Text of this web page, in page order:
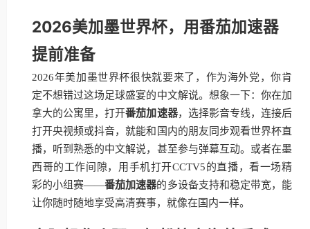
2026美加墨世界杯，用番茄加速器
提前准备
2026年美加墨世界杯很快就要来了，作为海外党，你肯
定不想错过这场足球盛宴的中文解说。想象一下：你在加
拿大的公寓里，打开番茄加速器，选择影音专线，连接后
打开央视频或抖音，就能和国内的朋友同步观看世界杯直
播，听到熟悉的中文解说，甚至参与弹幕互动。或者在墨
西哥的工作间隙，用手机打开CCTV5的直播，看一场精
彩的小组赛——番茄加速器的多设备支持和稳定带宽，能
让你随时随地享受高清赛事，就像在国内一样。